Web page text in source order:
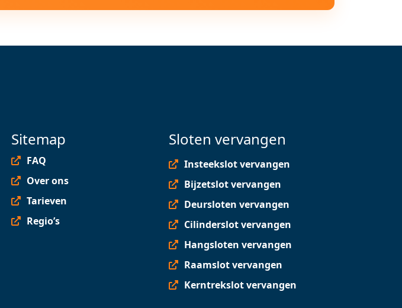
Sitemap
FAQ
Over ons
Tarieven
Regio’s
Sloten vervangen
Insteekslot vervangen
Bijzetslot vervangen
Deursloten vervangen
Cilinderslot vervangen
Hangsloten vervangen
Raamslot vervangen
Kerntrekslot vervangen